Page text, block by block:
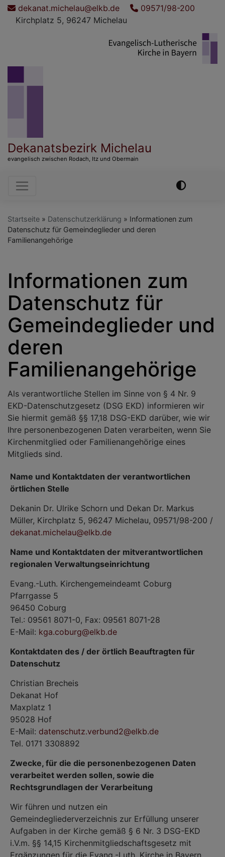
Direktdekanat.michelau@elkb.de
09571/98-200
Kirchplatz 5, 96247 Michelau
Dekanatsbezirk Michelau
evangelisch zwischen Rodach, Itz und Obermain
Hauptnavigation
Startseite Datenschutzerklärung
Informationen zum
Datenschutz für Gemeindeglieder und deren
Familienangehörige
Informationen zum
Datenschutz für
Gemeindeglieder und
deren
Familienangehörige
Als verantwortliche Stellen im Sinne von § 4 Nr. 9
EKD-Datenschutzgesetz (DSG EKD) informieren wir
Sie hiermit gemäß §§ 17,18 DSG-EKD darüber, wie wir
Ihre personenbezogenen Daten verarbeiten, wenn Sie
Kirchenmitglied oder Familienangehörige eines
Mitglieds sind.
Name und Kontaktdaten der verantwortlichen
örtlichen Stelle
Dekanin Dr. Ulrike Schorn und Dekan Dr. Markus
Müller, Kirchplatz 5, 96247 Michelau, 09571/98-200 /
dekanat.michelau@elkb.de
Name und Kontaktdaten der mitverantwortlichen
regionalen Verwaltungseinrichtung
Evang.-Luth. Kirchengemeindeamt Coburg
Pfarrgasse 5
96450 Coburg
Tel.: 09561 8071-0, Fax: 09561 8071-28
E-Mail: kga.coburg@elkb.de
Kontaktdaten des / der örtlich Beauftragten für
Datenschutz
Christian Brecheis
Dekanat Hof
Maxplatz 1
95028 Hof
E-Mail: datenschutz.verbund2@elkb.de
Tel. 0171 3308892
Zwecke, für die die personenbezogenen Daten
verarbeitet werden sollen, sowie die
Rechtsgrundlagen der Verarbeitung
Wir führen und nutzen ein
Gemeindegliederverzeichnis zur Erfüllung unserer
Aufgaben in der Kirche gemäß § 6 Nr. 3 DSG-EKD
i.V.m. §§ 14,15 Kirchenmitgliedschaftsgesetz mit
Ergänzungen für die Evang.-Luth. Kirche in Bayern